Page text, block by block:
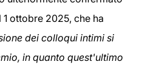
ottobre 2025, che ha
dei colloqui intimi si
in quanto quest'ultimo